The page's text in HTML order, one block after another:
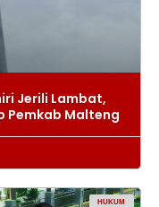
Jerili Lambat,
Pemkab Malteng
HUKUM